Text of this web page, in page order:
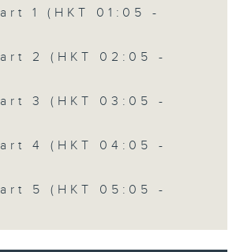
1 (HKT 01:05 -
2 (HKT 02:05 -
3 (HKT 03:05 -
4 (HKT 04:05 -
5 (HKT 05:05 -